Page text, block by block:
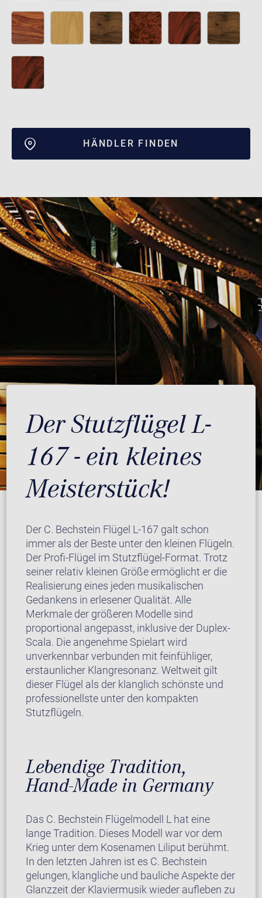
HÄNDLER FINDEN
Der Stutzflügel L-
167 - ein kleines
Meisterstück!
Der C. Bechstein Flügel L-167 galt schon
immer als der Beste unter den kleinen Flügeln.
Der Profi-Flügel im Stutzflügel-Format. Trotz
seiner relativ kleinen Größe ermöglicht er die
Realisierung eines jeden musikalischen
Gedankens in erlesener Qualität. Alle
Merkmale der größeren Modelle sind
proportional angepasst, inklusive der Duplex-
Scala. Die angenehme Spielart wird
unverkennbar verbunden mit feinfühliger,
erstaunlicher Klangresonanz. Weltweit gilt
dieser Flügel als der klanglich schönste und
professionellste unter den kompakten
Stutzflügeln.
Lebendige Tradition,
Hand-Made in Germany
Das C. Bechstein Flügelmodell L hat eine
lange Tradition. Dieses Modell war vor dem
Krieg unter dem Kosenamen Liliput berühmt.
In den letzten Jahren ist es C. Bechstein
gelungen, klangliche und bauliche Aspekte der
Glanzzeit der Klaviermusik wieder aufleben zu